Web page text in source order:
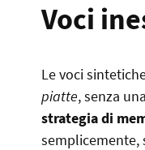
Voci
Le voci
piatte, senza
strategia di
semplicemente,